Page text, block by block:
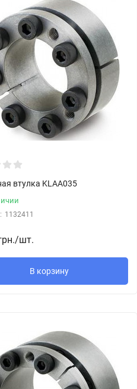
втулка KLAA035
1132411
/шт.
В корзину